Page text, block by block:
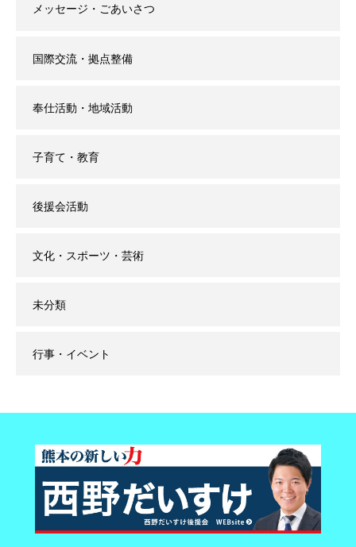
メッセージ・ごあいさつ
国際交流・拠点整備
奉仕活動・地域活動
子育て・教育
後援会活動
文化・スポーツ・芸術
未分類
行事・イベント